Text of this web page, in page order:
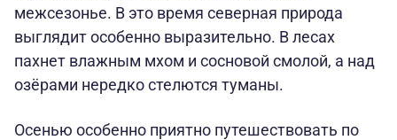
межсезонье. В это время северная природа
выглядит особенно выразительно. В лесах
пахнет влажным мхом и сосновой смолой, а над
озёрами нередко стелются туманы.
Осенью особенно приятно путешествовать по